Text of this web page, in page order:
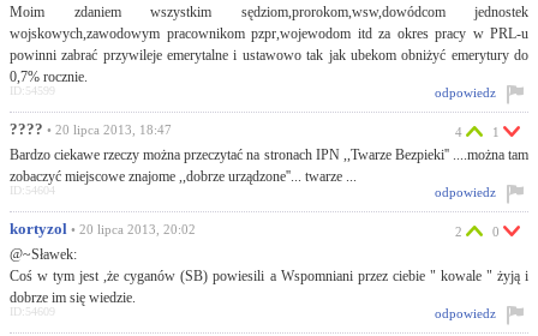
Moim zdaniem wszystkim sędziom,prorokom,wsw,dowódcom jednostek
wojskowych,zawodowym pracownikom pzpr,wojewodom itd za okres pracy w PRL-u
powinni zabrać przywileje emerytalne i ustawowo tak jak ubekom obniżyć emerytury do
0,7% rocznie.
odpowiedz
ID:54599
???? • 20 lipca 2013, 18:47
Bardzo ciekawe rzeczy można przeczytać na stronach IPN ,,Twarze Bezpieki'' ....można tam
zobaczyć miejscowe znajome ,,dobrze urządzone''... twarze ...
4 1
odpowiedz
ID:54604
kortyzol • 20 lipca 2013, 20:02
@~Sławek:
Coś w tym jest ,że cyganów (SB) powiesili a Wspomniani przez ciebie " kowale " żyją i
dobrze im się wiedzie.
2 0
odpowiedz
ID:54609